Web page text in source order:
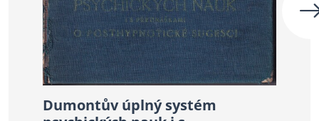
Dumontův úplný systém